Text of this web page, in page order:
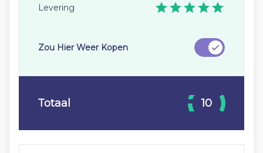
Levering
Zou Hier Weer Kopen
Totaal 10